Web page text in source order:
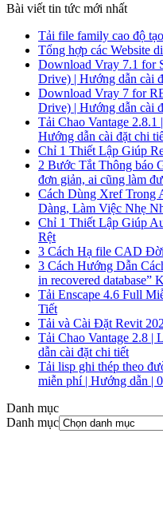
Bài viết tin tức mới nhất
Tải file family cao độ
Tổng hợp các Website
Download Vray 7.1 for
Drive) | Hướng dẫn cài
Download Vray 7 for
Drive) | Hướng dẫn cài
Tải Chao Vantage
Hướng dẫn cài đặt chi
Chỉ 1 Thiết Lập Giúp
2 Bước Tắt Thông báo
đơn giản, ai cũng làm
Cách Dùng Xref Trong
Dàng, Làm Việc Nhẹ
Chỉ 1 Thiết Lập Giúp
Rệt
3 Cách Hạ file CAD
3 Cách Hướng Dẫn
in recovered database”
Tải Enscape 4.6 Full
Tiết
Tải và Cài Đặt Revit
Tải Chao Vantage 2.8 |
dẫn cài đặt chi tiết
Tải lisp ghi thép theo
miễn phí | Hướng dẫn |
Danh mục
Danh mục